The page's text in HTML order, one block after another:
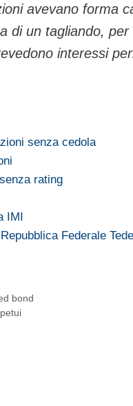
avevano forma
di un tagliando,
interessi
senza cedola
rating
IMI
Federale
bond